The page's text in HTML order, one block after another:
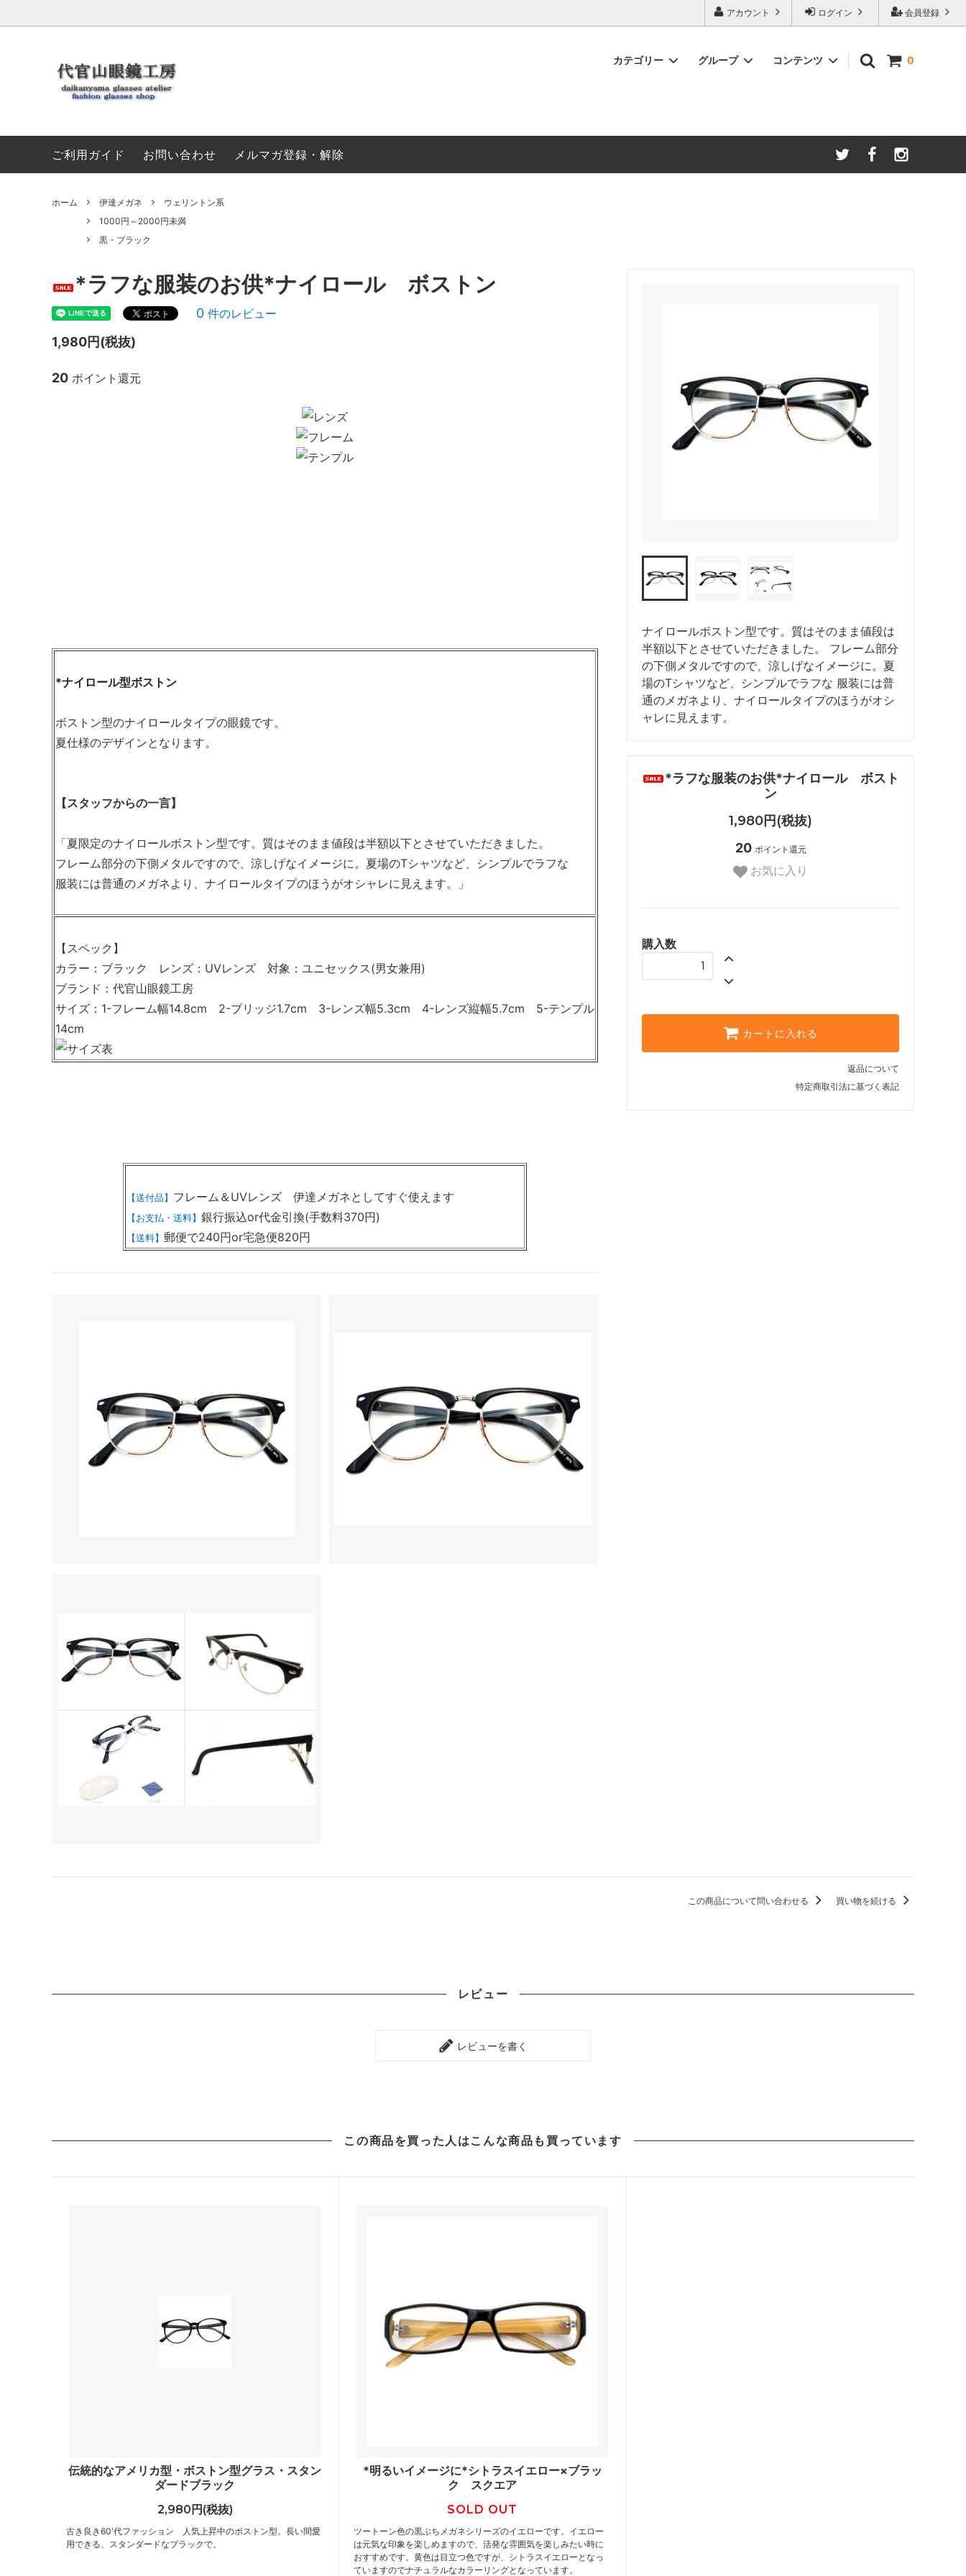
会員登録
ログイン
アカウント
0
カテゴリー グループ
3000円～5000円未満 5000円～10000円未満 レディースメガネ 黒・ブラック
グリーン・緑
イエロー・黄色
コンテンツ
ご利用ガイド お問い合わせ メルマガ登録・解除
ホーム 伊達メガネ
ウェリントン系
1000円～2000円未満
黒・ブラック
ナイロールボストン型です。質はそのまま値段は
半額以下とさせていただきました。 フレーム部分
の下側メタルですので、涼しげなイメージに。夏
場のTシャツなど、シンプルでラフな 服装には普
通のメガネより、ナイロールタイプのほうがオシ
ャレに見えます。
*ラフな服装のお供*ナイロール ボスト
ン
1,980円(税抜)
20 ポイント還元
お気に入り
購入数
カートに入れる
返品について
特定商取引法に基づく表記
*ラフな服装のお供*ナイロール ボストン
0 件のレビュー
1,980円(税抜)
20 ポイント還元
*ナイロール型ボストン
ボストン型のナイロールタイプの眼鏡です。
夏仕様のデザインとなります。
【スタッフからの一言】
「夏限定のナイロールボストン型です。質はそのまま値段は半額以下とさせていただきました。
フレーム部分の下側メタルですので、涼しげなイメージに。夏場のTシャツなど、シンプルでラフな
服装には普通のメガネより、ナイロールタイプのほうがオシャレに見えます。」
【スペック】
カラー：ブラック レンズ：UVレンズ 対象：ユニセックス(男女兼用)
ブランド：代官山眼鏡工房
サイズ：1-フレーム幅14.8cm 2-ブリッジ1.7cm 3-レンズ幅5.3cm 4-レンズ縦幅5.7cm 5-テンプル
14cm
【送付品】 フレーム＆UVレンズ 伊達メガネとしてすぐ使えます
【お支払・送料】 銀行振込or代金引換(手数料370円)
【送料】 郵便で240円or宅急便820円
この商品について問い合わせる 買い物を続ける
レビュー
レビューを書く
この商品を買った人はこんな商品も買っています
伝統的なアメリカ型・ボストン型グラス・スタン
ダードブラック
2,980円(税抜)
古き良き60'代ファッション 人気上昇中のボストン型。長い間愛
用できる、スタンダードなブラックで。
*明るいイメージに*シトラスイエロー×ブラッ
ク スクエア
SOLD OUT
ツートーン色の黒ぶちメガネシリーズのイエローです。イエロー
は元気な印象を楽しめますので、活発な雰囲気を楽しみたい時に
おすすめです。黄色は目立つ色ですが、シトラスイエローとなっ
ていますのでナチュラルなカラーリングとなっています。